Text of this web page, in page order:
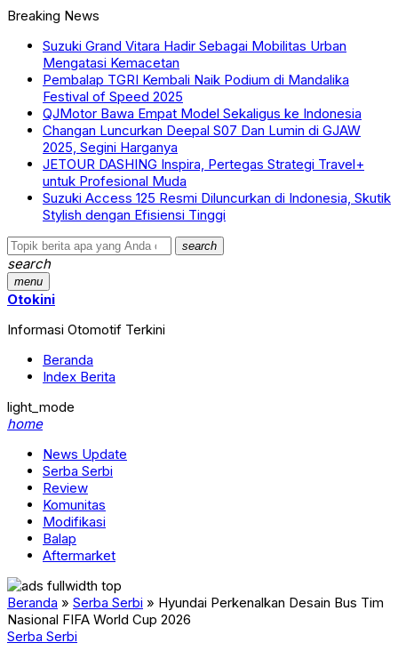
Breaking News
Suzuki Grand Vitara Hadir Sebagai Mobilitas Urban
Mengatasi Kemacetan
Pembalap TGRI Kembali Naik Podium di Mandalika
Festival of Speed 2025
QJMotor Bawa Empat Model Sekaligus ke Indonesia
Changan Luncurkan Deepal S07 Dan Lumin di GJAW
2025, Segini Harganya
JETOUR DASHING Inspira, Pertegas Strategi Travel+
untuk Profesional Muda
Suzuki Access 125 Resmi Diluncurkan di Indonesia, Skutik
Stylish dengan Efisiensi Tinggi
search
search
menu
Otokini
Informasi Otomotif Terkini
Beranda
Index Berita
light_mode
home
News Update
Serba Serbi
Review
Komunitas
Modifikasi
Balap
Aftermarket
Beranda » Serba Serbi » Hyundai Perkenalkan Desain Bus Tim
Nasional FIFA World Cup 2026
Serba Serbi